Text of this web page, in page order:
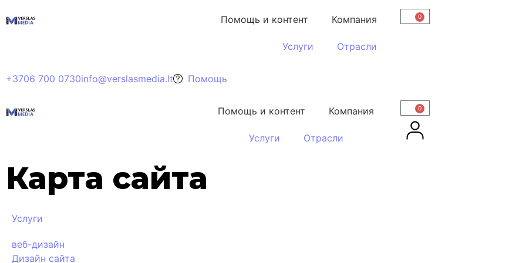
Помощь и контент Компания
Услуги Отрасли
0
+3706 700 0730info@verslasmedia.lt Помощь
Помощь и контент Компания
Услуги Отрасли
0
Карта сайта
Услуги
веб-дизайн
Дизайн сайта